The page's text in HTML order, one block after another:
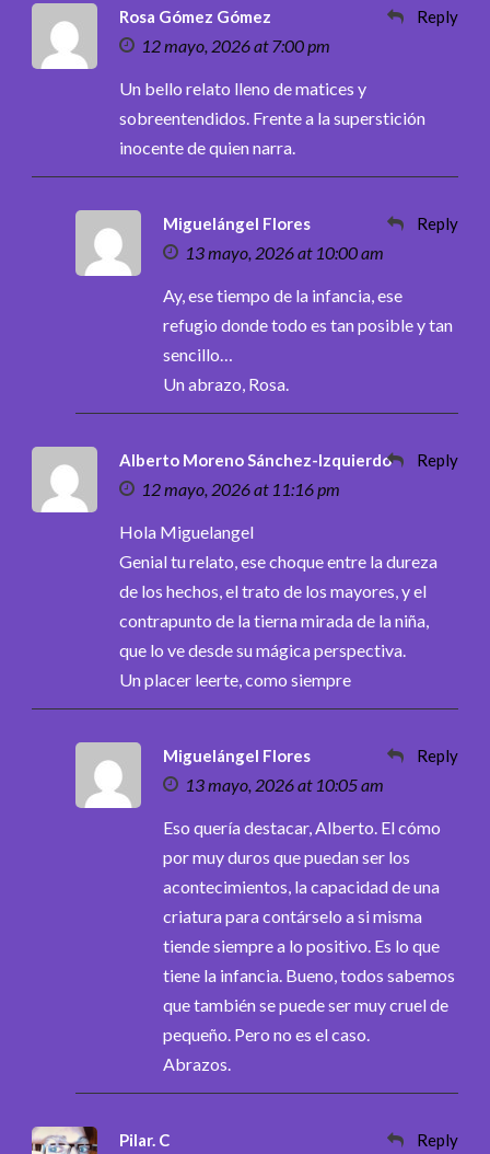
Rosa Gómez Gómez
12 mayo, 2026 at 7:00 pm
Reply
Un bello relato lleno de matices y
sobreentendidos. Frente a la superstición
inocente de quien narra.
Miguelángel Flores
13 mayo, 2026 at 10:00 am
Reply
Ay, ese tiempo de la infancia, ese
refugio donde todo es tan posible y tan
sencillo…
Un abrazo, Rosa.
Alberto Moreno Sánchez-Izquierdo
12 mayo, 2026 at 11:16 pm
Reply
Hola Miguelangel
Genial tu relato, ese choque entre la dureza
de los hechos, el trato de los mayores, y el
contrapunto de la tierna mirada de la niña,
que lo ve desde su mágica perspectiva.
Un placer leerte, como siempre
Miguelángel Flores
13 mayo, 2026 at 10:05 am
Reply
Eso quería destacar, Alberto. El cómo
por muy duros que puedan ser los
acontecimientos, la capacidad de una
criatura para contárselo a si misma
tiende siempre a lo positivo. Es lo que
tiene la infancia. Bueno, todos sabemos
que también se puede ser muy cruel de
pequeño. Pero no es el caso.
Abrazos.
Pilar. C Reply